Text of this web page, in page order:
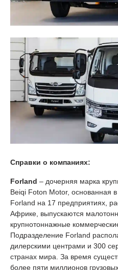
Справки о компаниях:
Forland – дочерняя марка
Beiqi Foton Motor, основанная
Forland на 17 предприятиях,
Африке, выпускаются
крупнотоннажные
Подразделение Forland
дилерскими центрами и 300
странах мира. За время
более пяти миллионов